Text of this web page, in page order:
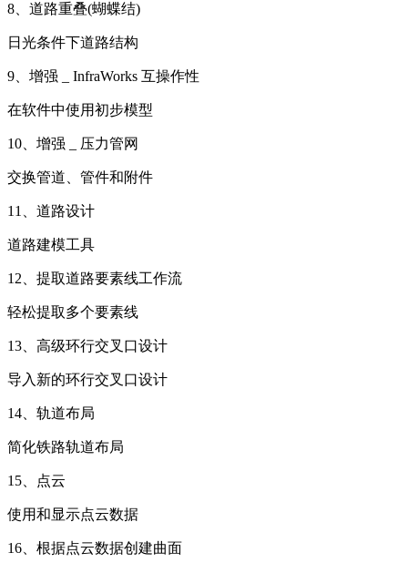
8、道路重叠(蝴蝶结)
日光条件下道路结构
9、增强 _ InfraWorks 互操作性
在软件中使用初步模型
10、增强 _ 压力管网
交换管道、管件和附件
11、道路设计
道路建模工具
12、提取道路要素线工作流
轻松提取多个要素线
13、高级环行交叉口设计
导入新的环行交叉口设计
14、轨道布局
简化铁路轨道布局
15、点云
使用和显示点云数据
16、根据点云数据创建曲面